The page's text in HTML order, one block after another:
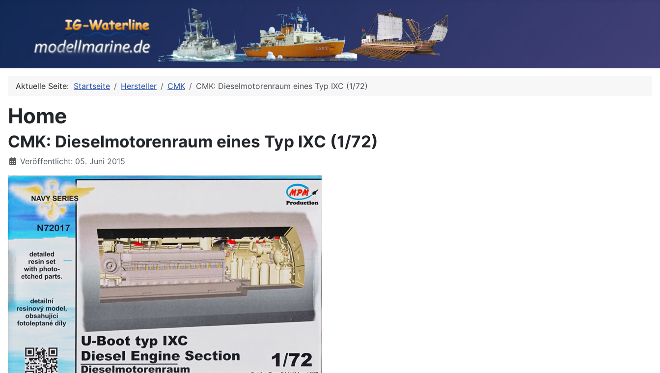
Aktuelle Seite: Startseite Hersteller CMK CMK: Dieselmotorenraum eines Typ IXC (1/72)
Home
CMK: Dieselmotorenraum eines Typ IXC (1/72)
Details
Veröffentlicht: 05. Juni 2015